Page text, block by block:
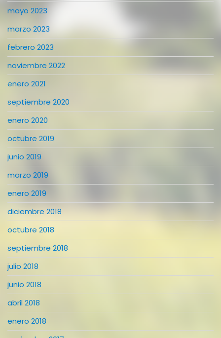
mayo 2023
marzo 2023
febrero 2023
noviembre 2022
enero 2021
septiembre 2020
enero 2020
octubre 2019
junio 2019
marzo 2019
enero 2019
diciembre 2018
octubre 2018
septiembre 2018
julio 2018
junio 2018
abril 2018
enero 2018